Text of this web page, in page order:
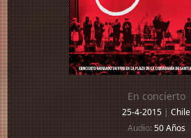
En concierto
25-4-2015|Chile
Audio:50 Años